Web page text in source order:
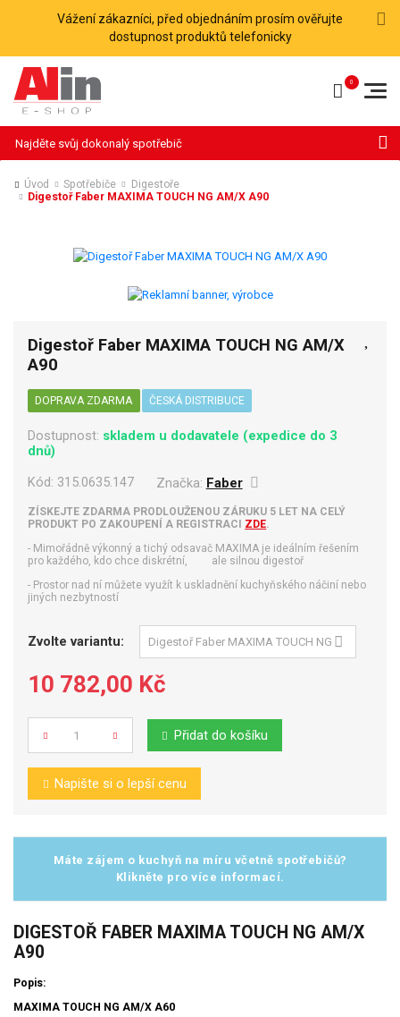
Vážení zákazníci, před objednáním prosím ověřujte
dostupnost produktů telefonicky
Úvod Spotřebiče
Digestoře
Digestoř Faber MAXIMA TOUCH NG AM/X A90
Digestoř Faber MAXIMA TOUCH NG AM/X
A90
DOPRAVA ZDARMA ČESKÁ DISTRIBUCE
Dostupnost: skladem u dodavatele (expedice do 3
dnů)
Kód: 315.0635.147 Značka: Faber
ZÍSKEJTE ZDARMA PRODLOUŽENOU ZÁRUKU 5 LET NA CELÝ
PRODUKT PO ZAKOUPENÍ A REGISTRACI ZDE.
- Mimořádně výkonný a tichý odsavač MAXIMA je ideálním řešením
pro každého, kdo chce diskrétní, ale silnou digestoř
- Prostor nad ní můžete využít k uskladnění kuchyňského náčiní nebo
jiných nezbytností
Zvolte variantu:
10 782,00 Kč
Počet Přidat do košíku
Napište si o lepší cenu
Máte zájem o kuchyň na míru včetně spotřebičů?
Klikněte pro více informací.
DIGESTOŘ FABER MAXIMA TOUCH NG AM/X
A90
Popis:
MAXIMA TOUCH NG AM/X A60